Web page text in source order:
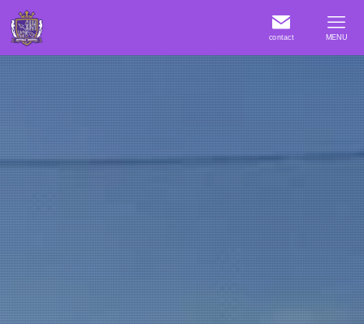
contact MENU